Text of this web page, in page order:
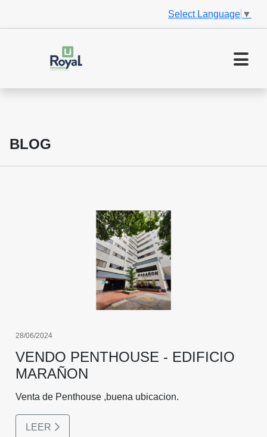
Select Language ▼
BLOG
28/06/2024
VENDO PENTHOUSE - EDIFICIO
MARAÑON
Venta de Penthouse ,buena ubicacion.
LEER